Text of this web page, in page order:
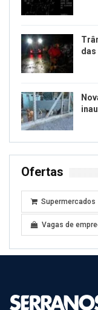
das
Ofertas
Supermercados
Vagas de